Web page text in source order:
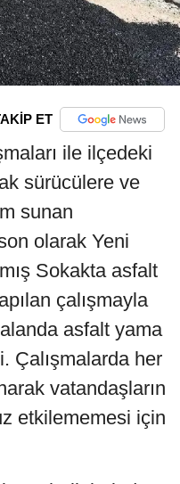
ET
ile ilçedeki
sürücülere ve
sunan
olarak Yeni
Sokakta asfalt
çalışmayla
asfalt yama
Çalışmalarda her
vatandaşların
etkilememesi için